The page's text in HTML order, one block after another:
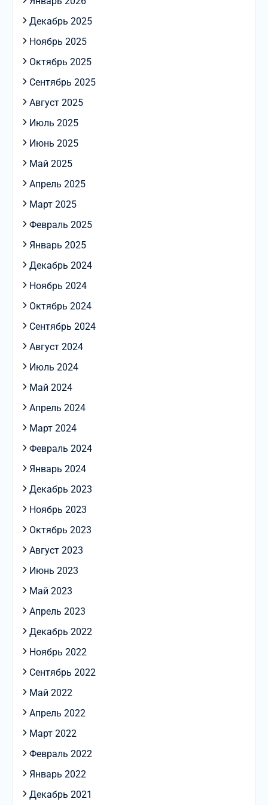
Декабрь 2025
Ноябрь 2025
Октябрь 2025
Сентябрь 2025
Август 2025
Июль 2025
Июнь 2025
Май 2025
Апрель 2025
Март 2025
Февраль 2025
Январь 2025
Декабрь 2024
Ноябрь 2024
Октябрь 2024
Сентябрь 2024
Август 2024
Июль 2024
Май 2024
Апрель 2024
Март 2024
Февраль 2024
Январь 2024
Декабрь 2023
Ноябрь 2023
Октябрь 2023
Август 2023
Июнь 2023
Май 2023
Апрель 2023
Декабрь 2022
Ноябрь 2022
Сентябрь 2022
Май 2022
Апрель 2022
Март 2022
Февраль 2022
Январь 2022
Декабрь 2021